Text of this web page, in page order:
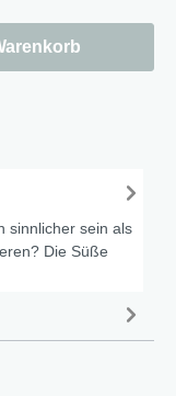
sinnlicher sein als
Die Süße